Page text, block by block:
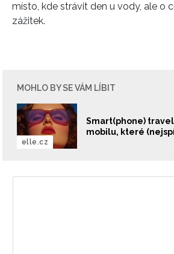
místo, kde strávit den u vody, ale o
zážitek.
MOHLO BY SE VÁM LÍBIT
Smart(phone)
mobilu, které
elle.cz